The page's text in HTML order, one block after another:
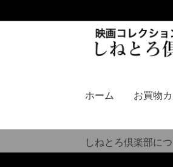
シ
へ
ス
ツ
キ
ッ
ホーム お買物
しねとろ倶楽部に